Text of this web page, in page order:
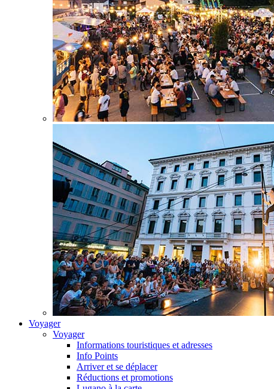
Voyager
Voyager
Informations touristiques et adresses
Info Points
Arriver et se déplacer
Réductions et promotions